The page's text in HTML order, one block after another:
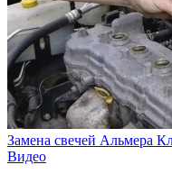
Замена свечей Альмера
Видео